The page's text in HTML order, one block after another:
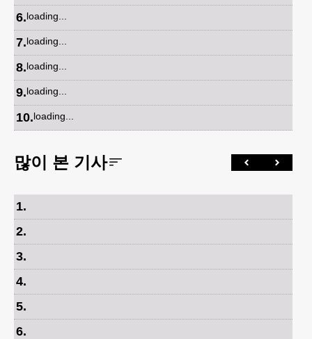
6.loading...
7.loading...
8.loading...
9.loading...
10.loading...
많이 본 기사
1.
2.
3.
4.
5.
6.